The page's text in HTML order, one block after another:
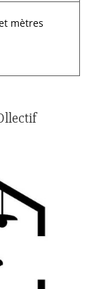
mètres